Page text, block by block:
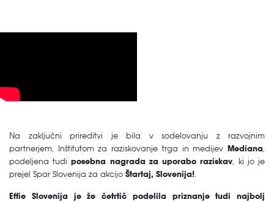
Na zaključni prireditvi je bila v sodelovanju z razvojnim
partnerjem, Inštitutom za raziskovanje trga in medijev Mediana,
podeljena tudiposebna nagrada za uporabo raziskav, ki jo je
prejel Spar Slovenija za akcijo Štartaj, Slovenija!.
Effie Slovenija je že četrtič podelila priznanje tudi najbolj